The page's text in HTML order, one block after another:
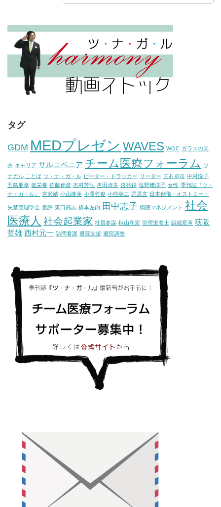
タグ
GDM MEDプレゼン WAVES WOC ガラスの天
井 キャリア サルコペニア チーム医療フォーラム
ツ
ナガル ことば ツ・ナ・ガ・ル ピーター・ドラッカー リーダー 三村卓司 中村悦子
五島朋幸 低栄養 佐藤伸彦 吉村芳弘 吉田貞夫 啓発録 塩野﨑淳子 女性 季刊誌『ツ・
ナ・ガ・ル』
宮沢靖 小山珠美 小澤竹俊 小熊英二 戸原玄 日本創傷・オストミー・
失禁管理学会 書評 東口髙志 橋本左内 田中志子 病院マネジメント 社会
医療人 社会起業家 社員参謀 秋山和宏 管理栄養士 組織変革 荻阪
哲雄 西村元一 訪問看護 退院支援 退院調整